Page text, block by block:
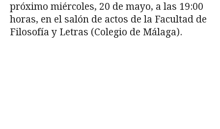
próximo miércoles, 20 de mayo, a las 19:00
horas, en el salón de actos de la Facultad de
Filosofía y Letras (Colegio de Málaga).